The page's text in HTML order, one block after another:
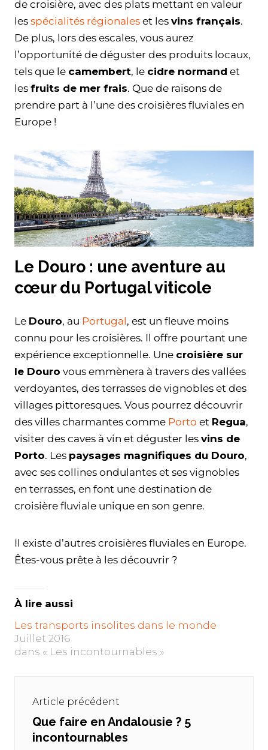
de croisière, avec des plats mettant en valeur
les spécialités régionales et les vins français.
De plus, lors des escales, vous aurez
l’opportunité de déguster des produits locaux,
tels que le camembert, le cidre normand et
les fruits de mer frais. Que de raisons de
prendre part à l’une des croisières fluviales en
Europe !
Le Douro : une aventure au
cœur du Portugal viticole
Le Douro, au Portugal, est un fleuve moins
connu pour les croisières. Il offre pourtant une
expérience exceptionnelle. Une croisière sur
le Douro vous emmènera à travers des vallées
verdoyantes, des terrasses de vignobles et des
villages pittoresques. Vous pourrez découvrir
des villes charmantes comme Porto et Regua,
visiter des caves à vin et déguster les vins de
Porto. Les paysages magnifiques du Douro,
avec ses collines ondulantes et ses vignobles
en terrasses, en font une destination de
croisière fluviale unique en son genre.
Il existe d’autres croisières fluviales en Europe.
Êtes-vous prête à les découvrir ?
À lire aussi
Les transports insolites dans le monde
Juillet 2016
dans « Les incontournables »
l’articleArticle précédent
Previous
post:
Que faire en Andalousie ? 5
incontournables